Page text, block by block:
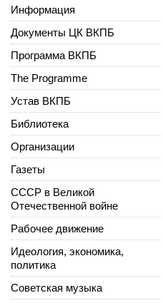
Информация
Документы ЦК ВКПБ
Программа ВКПБ
The Programme
Устав ВКПБ
Библиотека
Организации
Газеты
СССР в Великой
Отечественной войне
Рабочее движение
Идеология, экономика,
политика
Советская музыка